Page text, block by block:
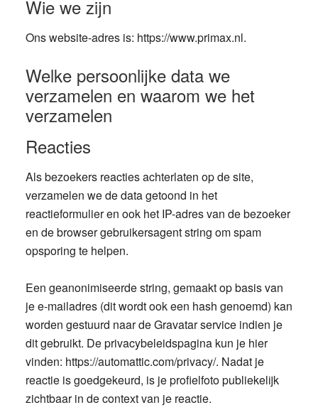
Wie we zijn
Ons website-adres is: https://www.primax.nl.
Welke persoonlijke data we
verzamelen en waarom we het
verzamelen
Reacties
Als bezoekers reacties achterlaten op de site,
verzamelen we de data getoond in het
reactieformulier en ook het IP-adres van de bezoeker
en de browser gebruikersagent string om spam
opsporing te helpen.
Een geanonimiseerde string, gemaakt op basis van
je e-mailadres (dit wordt ook een hash genoemd) kan
worden gestuurd naar de Gravatar service indien je
dit gebruikt. De privacybeleidspagina kun je hier
vinden: https://automattic.com/privacy/. Nadat je
reactie is goedgekeurd, is je profielfoto publiekelijk
zichtbaar in de context van je reactie.